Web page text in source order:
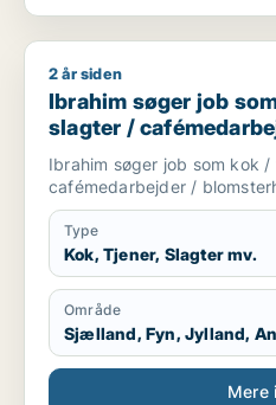
Ibrahim søger job som kok
2 år siden
Ibrahim søger job
slagter /
blomsterhandler
Ibrahim søger job som kok
cafémedarbejder /
Type
Kok, Tjener, Slagter mv.
Område
Sjælland, Fyn, Jylland,
Mere